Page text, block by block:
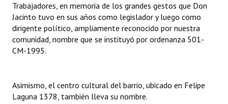
Trabajadores, en memoria de los grandes gestos que Don
Jacinto tuvo en sus años como legislador y luego como
dirigente político, ampliamente reconocido por nuestra
comunidad, nombre que se instituyó por ordenanza 501-
CM-1995.
Asimismo, el centro cultural del barrio, ubicado en Felipe
Laguna 1378, también lleva su nombre.